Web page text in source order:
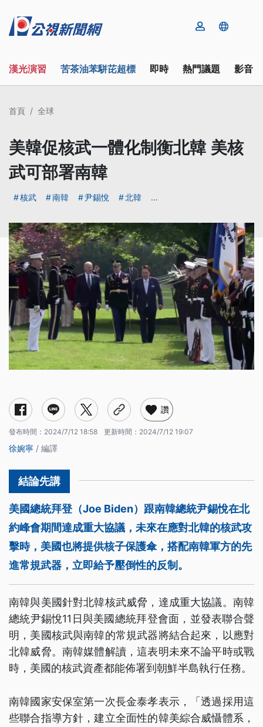
漢光演習 苦茶油苯駢芘超標 即時 熱門議題 影音
首頁 全球
美韓促核武一體化制衡北韓 美核
武可部署南韓
核武 南韓 尹錫悅 北韓 ...
讚
發布時間： 2024/7/12 18:58 更新時間： 2024/7/12 19:07
徐婉寧 / 編譯
美國總統拜登（Joe Biden）跟南韓總統尹錫悅在北
約峰會期間達成重大協議，未來在應對北韓的核武攻
擊時，美國也將提供核子保護傘，搭配南韓軍方的先
進常規武器，立即給予壓倒性的反制。
南韓與美國針對北韓核武威脅，達成重大協議。南韓
總統尹錫悅11日與美國總統拜登會面，並發表聯合聲
明，美國核武與南韓的常規武器將結合起來，以應對
北韓威脅。南韓媒體解讀，這表明未來不論平時或戰
時，美國的核武資產都能佈署到朝鮮半島執行任務。
南韓國家安保室第一次長金泰孝表示，「透過採用這
些聯合指導方針，建立全面性的韓美綜合威懾體系，